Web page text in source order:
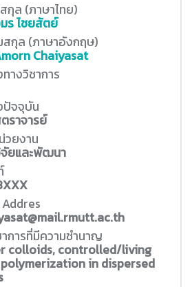
กุล (ภาษาไทย)
ร ไชยสัตย์
กุล (ภาษาอังกฤษ)
Chaiyasat
างวิชาการ
ปัจจุบัน
ราจารย์
ยงาน
ยและพัฒนา
การที่มีความชำนาญ
colloids, controlled/living
in dispersed